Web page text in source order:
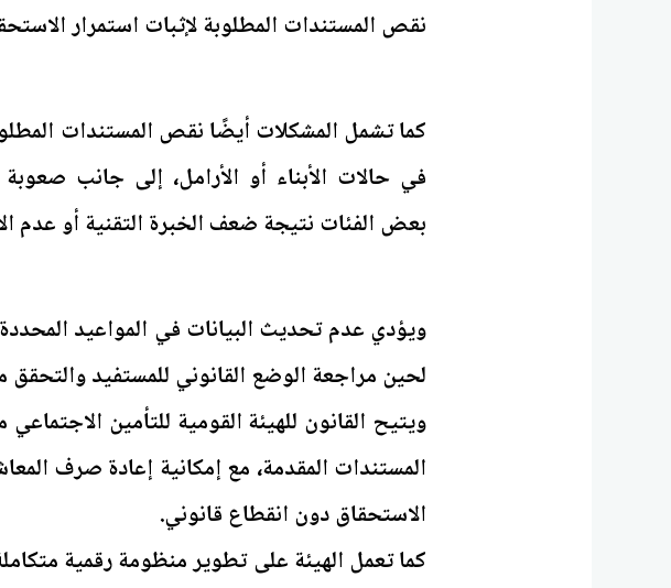
نقص المستندات المطلوبة لإثبات استمرار
كما تشمل المشكلات أيضًا نقص المستندات
في حالات الأبناء أو الأرامل، إلى جانب
بعض الفئات نتيجة ضعف الخبرة التقنية أو عدم
ويؤدي عدم تحديث البيانات في المواعيد
لحين مراجعة الوضع القانوني للمستفيد
ويتيح القانون للهيئة القومية للتأمين
المستندات المقدمة، مع إمكانية إعادة صرف
الاستحقاق دون انقطاع قانوني.
كما تعمل الهيئة على تطوير منظومة رقمية